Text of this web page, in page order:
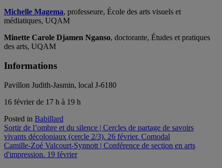
Michelle Magema, professeure, École des arts visuels et
médiatiques, UQAM
Minette Carole Djamen Nganso, doctorante, Études et pratiques
des arts, UQAM
Informations
Pavillon Judith-Jasmin, local J-6180
16 février de 17 h à 19 h
Posted in Babillard
Navigation
de
l'article
Sortir de l’ombre et du silence | Cercles de partage de savoirs
vivants décoloniaux (cercle 2/3). 26 février. Comodal
Camille-Zoé Valcourt-Synnott | Conférence de section en arts
d'impression. 19 février